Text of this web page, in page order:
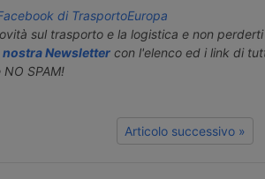
di TrasportoEuropa
sul trasporto e la logistica e non
Newslettercon l'elenco ed i link di
SPAM!
Articolo successivo »